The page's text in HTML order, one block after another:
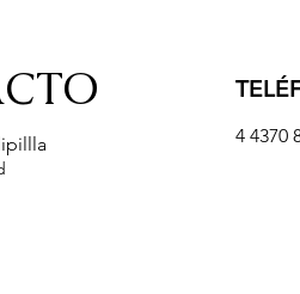
4 4370